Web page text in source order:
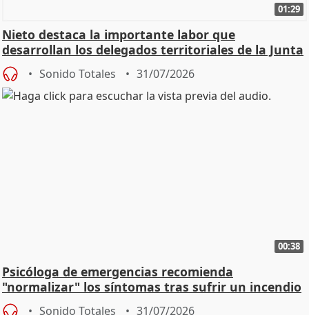
01:29
Nieto destaca la importante labor que
desarrollan los delegados territoriales de la Junta
Sonido Totales 31/07/2026
00:38
Psicóloga de emergencias recomienda
"normalizar" los síntomas tras sufrir un incendio
Sonido Totales 31/07/2026